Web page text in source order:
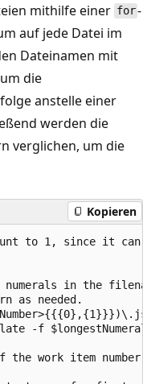
mithilfe einer for-
auf jede Datei im
Dateinamen mit
die
anstelle einer
werden die
verglichen, um die
Kopieren
to 1, since it
in the
as needed.
-f
work item